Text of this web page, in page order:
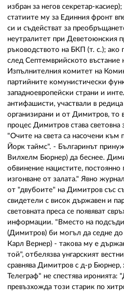
избран за негов секретар-
статиите му за Единния фронт
си и съдействат за
неутралитет при Деветоюнския
ръководството на БКП (т. с.); ако
след Септемврийското въстание
Изпълнителния комитет на
партийните комунистически
западноевропейски страни и
антифашисти, участвали в
организирани и от Димитров, то
процес Димитров става световна
"Очите на света са насочени
Йорк таймс". - Българинът
Вилхелм Бюрнер) да беснее.
обвинение нацистите, постоянно
изгонване от залата." Явно
от "двубоите" на Димитров със
свидетели с висок държавен и
световната преса се появяват
информации. "Вместо на
(Димитров) би могъл да седне до
Карл Вернер) - такова му е
той", отбелязва унгарският
сравнява Димитров с д-р Бюрнер,
Телеграф" не спестява иронията:
превъзхожда този старик по